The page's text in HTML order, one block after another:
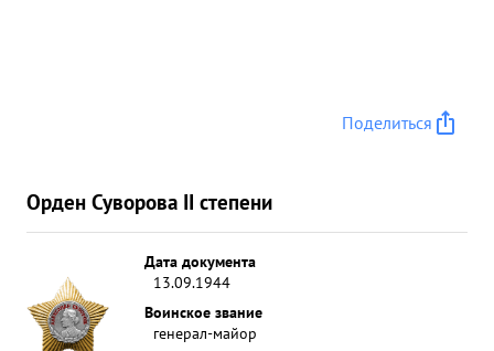
Поделиться
Орден Суворова II степени
Дата документа
13.09.1944
Воинское звание
генерал-майор